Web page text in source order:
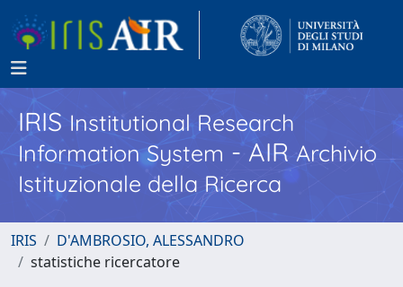
IRISInstitutional Research
Information System - AIR Archivio
Istituzionale della Ricerca
IRIS
D'AMBROSIO, ALESSANDRO
statistiche ricercatore